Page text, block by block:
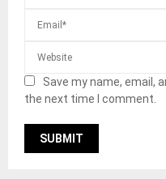
Save my name, email,
the next time I comment.